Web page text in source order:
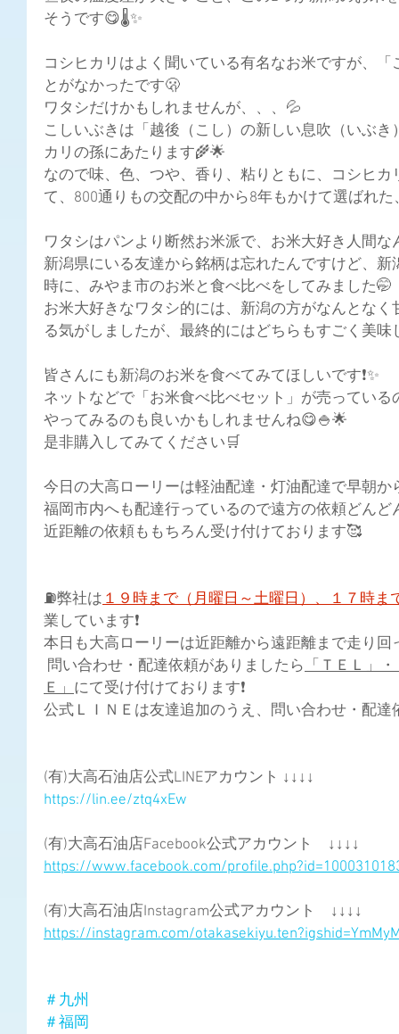
そうです😋🌡️✨
コシヒカリはよく聞いている有名なお米ですが、
とがなかったです🫢
ワタシだけかもしれませんが、、、💦
こしいぶきは「越後（こし）の新しい息吹（いぶ
カリの孫にあたります🌾🌟
なので味、色、つや、香り、粘りともに、コシヒ
て、800通りもの交配の中から8年もかけて選ばれ
ワタシはパンより断然お米派で、お米大好き人間な
新潟県にいる友達から銘柄は忘れたんですけど、
時に、みやま市のお米と食べ比べをしてみました🤭
お米大好きなワタシ的には、新潟の方がなんとな
る気がしましたが、最終的にはどちらもすごく美
皆さんにも新潟のお米を食べてみてほしいです❗✨
ネットなどで「お米食べ比べセット」が売ってい
やってみるのも良いかもしれませんね😋🍚🌟
是非購入してみてください🛒
今日の大高ローリーは軽油配達・灯油配達で早朝か
福岡市内へも配達行っているので遠方の依頼どん
近距離の依頼ももちろん受け付けております🥰
⛽弊社は１９時まで（月曜日～土曜日）、１７時ま
業しています❗
本日も大高ローリーは近距離から遠距離まで走り回
問い合わせ・配達依頼がありましたら「ＴＥＬ」
Ｅ」にて受け付けております❗
公式ＬＩＮＥは友達追加のうえ、問い合わせ・配
(有)大高石油店公式LINEアカウント ↓↓↓↓
https://lin.ee/ztq4xEw
(有)大高石油店Facebook公式アカウント　↓↓↓↓
https://www.facebook.com/
(有)大高石油店Instagram公式アカウント　↓↓↓↓
https://instagram.com/
＃九州
＃福岡